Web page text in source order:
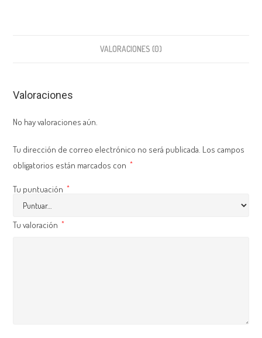
VALORACIONES (0)
Valoraciones
No hay valoraciones aún.
Tu dirección de correo electrónico no será publicada. Los campos
obligatorios están marcados con
*
Tu puntuación *
Tu valoración *